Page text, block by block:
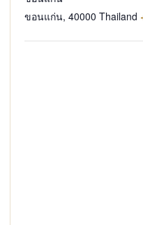
ขอนแก่น, 40000 Thailand